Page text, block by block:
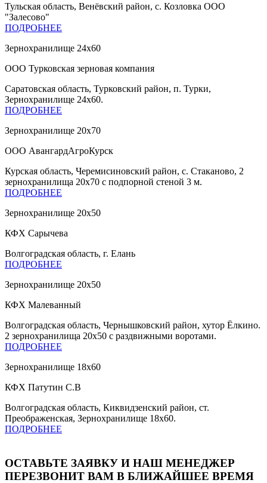
Тульская область, Венёвский район, с. Козловка ООО
"Залесово"
ПОДРОБНЕЕ
Зернохранилище 24х60
ООО Турковская зерновая компания
Саратовская область, Турковский район, п. Турки,
Зернохранилище 24х60.
ПОДРОБНЕЕ
Зернохранилище 20х70
ООО АвангардАгроКурск
Курская область, Черемисиновский район, с. Стаканово, 2
зернохранилища 20х70 с подпорной стеной 3 м.
ПОДРОБНЕЕ
Зернохранилище 20х50
КФХ Сарычева
Волгоградская область, г. Елань
ПОДРОБНЕЕ
Зернохранилище 20х50
КФХ Малеванный
Волгоградская область, Чернышковский район, хутор Ёлкино.
2 зернохранилища 20х50 с раздвижными воротами.
ПОДРОБНЕЕ
Зернохранилище 18х60
КФХ Патутин С.В
Волгоградская область, Киквидзенский район, ст.
Преображенская, Зернохранилище 18х60.
ПОДРОБНЕЕ
ОСТАВЬТЕ ЗАЯВКУ И НАШ МЕНЕДЖЕР
ПЕРЕЗВОНИТ ВАМ В БЛИЖАЙШЕЕ ВРЕМЯ